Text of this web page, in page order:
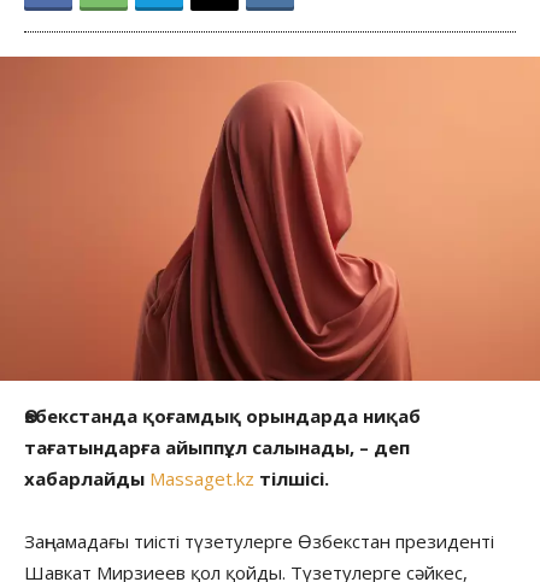
Өзбекстанда қоғамдық орындарда ниқаб
тағатындарға айыппұл салынады, – деп
хабарлайды Massaget.kz тілшісі.
Заңнамадағы тиісті түзетулерге Өзбекстан президенті
Шавкат Мирзиеев қол қойды. Түзетулерге сәйкес,